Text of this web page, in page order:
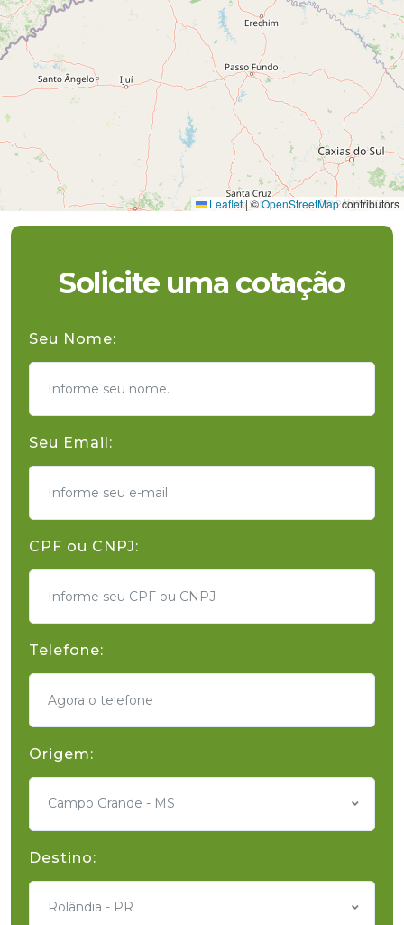
Leaflet|©OpenStreetMapcontributors
Solicite uma cotação
Seu Nome:
Seu Email:
CPF ou CNPJ:
Telefone:
Origem:
Campo Grande - MS
Destino:
Rolândia - PR